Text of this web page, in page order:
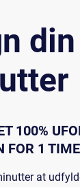
100%
FOR 1 TIME
at